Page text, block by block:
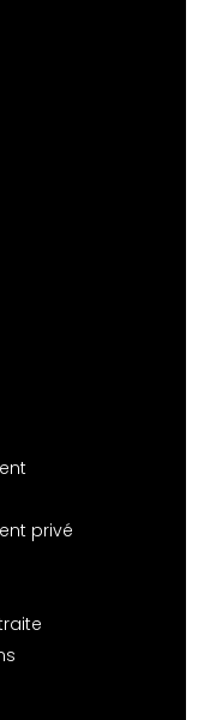
privé